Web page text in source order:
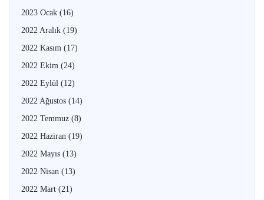
2023 Ocak (16)
2022 Aralık (19)
2022 Kasım (17)
2022 Ekim (24)
2022 Eylül (12)
2022 Ağustos (14)
2022 Temmuz (8)
2022 Haziran (19)
2022 Mayıs (13)
2022 Nisan (13)
2022 Mart (21)